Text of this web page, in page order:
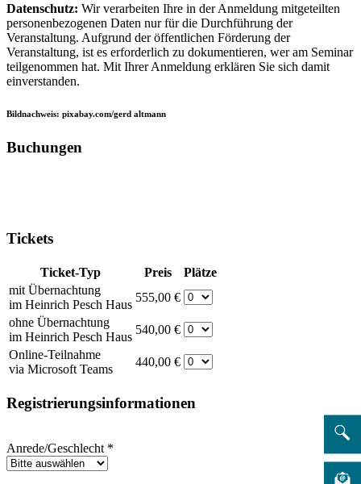
Datenschutz: Wir verarbeiten Ihre in der Anmeldung mitgeteilten
personenbezogenen Daten nur für die Durchführung der
Veranstaltung. Aufgrund der öffentlichen Förderung der
Veranstaltung, ist es erforderlich zu dokumentieren, wer am Seminar
teilgenommen hat. Mit Ihrer Anmeldung erklären Sie sich damit
einverstanden.
Bildnachweis: pixabay.com/gerd altmann
Buchungen
Tickets
Ticket-Typ Preis
Plätze
mit Übernachtung
im Heinrich Pesch Haus
555,00 €
ohne Übernachtung
im Heinrich Pesch Haus
540,00 €
Online-Teilnahme
via Microsoft Teams
440,00 €
Registrierungsinformationen
Anrede/Geschlecht *